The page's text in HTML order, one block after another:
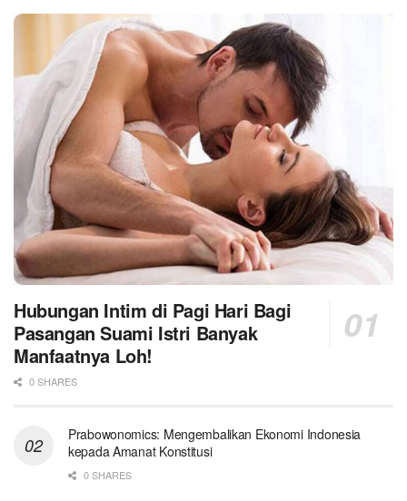
Hubungan Intim di Pagi Hari Bagi
Pasangan Suami Istri Banyak
Manfaatnya Loh!
0 SHARES
Prabowonomics: Mengembalikan Ekonomi Indonesia
kepada Amanat Konstitusi
0 SHARES